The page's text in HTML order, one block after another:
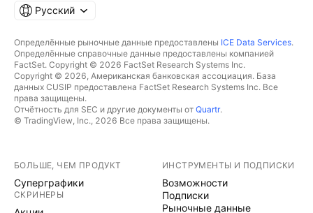
Русский
Определённые рыночные данные предоставлены ICE Data Services.
Определённые справочные данные предоставлены компанией
FactSet. Copyright © 2026 FactSet Research Systems Inc.
Copyright © 2026, Американская банковская ассоциация. База
данных CUSIP предоставлена FactSet Research Systems Inc. Все
права защищены.
Отчётность для SEC и другие документы от Quartr.
© TradingView, Inc., 2026 Все права защищены.
БОЛЬШЕ, ЧЕМ ПРОДУКТ
Суперграфики
СКРИНЕРЫ
ИНСТРУМЕНТЫ И ПОДПИСКИ
Возможности
Подписки
Рыночные данные